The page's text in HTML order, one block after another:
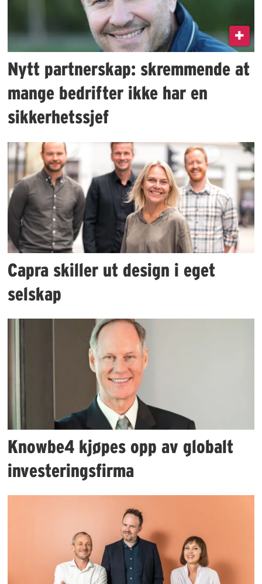
Nytt partnerskap: skremmende at
mange bedrifter ikke har en
sikkerhetssjef
Capra skiller ut design i eget
selskap
Knowbe4 kjøpes opp av globalt
investeringsfirma